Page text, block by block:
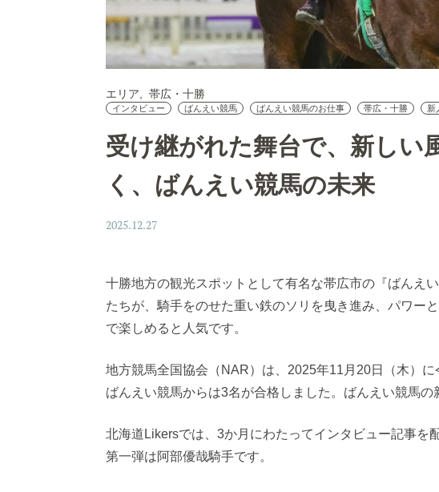
エリア 帯広・十勝
インタビュー ばんえい競馬 ばんえい競馬のお仕事 帯広・十勝 新
受け継がれた舞台で、新しい
く、ばんえい競馬の未来
2025.12.27
十勝地方の観光スポットとして有名な帯広市の『ばんえ
たちが、騎手をのせた重い鉄のソリを曳き進み、パワー
で楽しめると人気です。
地方競馬全国協会（NAR）は、2025年11月20日（木）に
ばんえい競馬からは3名が合格しました。ばんえい競馬の
北海道Likersでは、3か月にわたってインタビュー記事を
第一弾は阿部優哉騎手です。